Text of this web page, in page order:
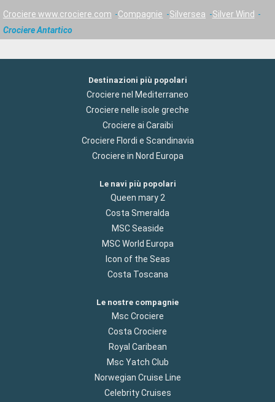
Crociere www.crociere.com Compagnie Silversea
Silver Wind
Crociere Antartico
Destinazioni più popolari
Crociere nel Mediterraneo
Crociere nelle isole greche
Crociere ai Caraibi
Crociere Flordi e Scandinavia
Crociere in Nord Europa
Le navi più popolari
Queen mary 2
Costa Smeralda
MSC Seaside
MSC World Europa
Icon of the Seas
Costa Toscana
Le nostre compagnie
Msc Crociere
Costa Crociere
Royal Caribean
Msc Yatch Club
Norwegian Cruise Line
Celebrity Cruises